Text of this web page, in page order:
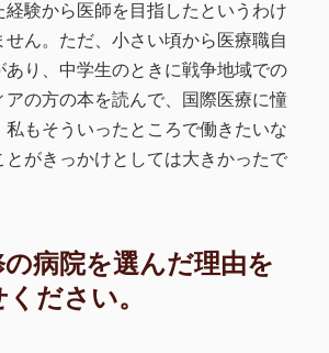
経験から医師を目指したというわけ
せん。ただ、小さい頃から医療職自
あり、中学生のときに戦争地域での
アの方の本を読んで、国際医療に憧
私もそういったところで働きたいな
とがきっかけとしては大きかったで
病院を選んだ理由を
ださい。